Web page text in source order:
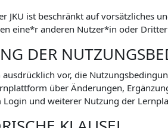
JKU ist beschränkt auf vorsätzliches
eine*r anderen Nutzer*in oder
DER
ausdrücklich vor, die
über Änderungen,
und weiterer Nutzung der